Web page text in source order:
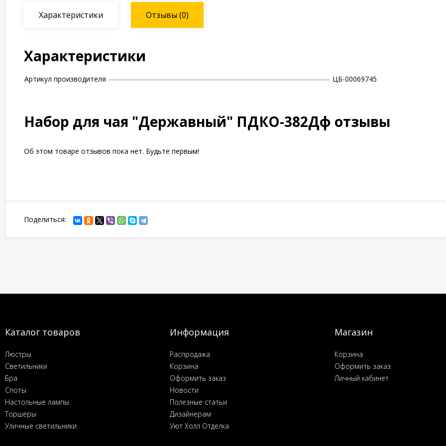
Характеристики Отзывы (0)
Характеристики
Артикул производителя ЦБ-00069745
Набор для чая "Державный" ПДКО-382Дф отзывы
Об этом товаре отзывов пока нет. Будьте первым!
Поделиться:
Каталог товаров
Люстры
Светильники
Бра
Споты
Настольные лампы
Торшеры
Уличные светильники
Информация
Распродажа
Корзина
Оформить заказ
Новости
Полезные статьи
Дизайнерам
Уют Холл Отделка
Магазин
Корзина
Оформить заказ
Личный кабинет